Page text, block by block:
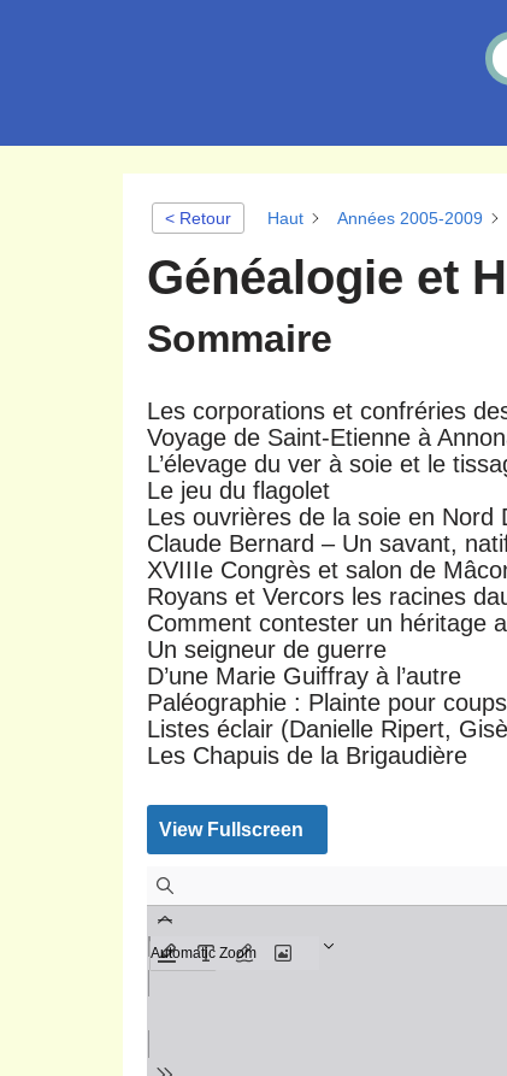
< Retour Haut Années 2005-2009
Généalogie et
Sommaire
Les corporations et confréries
Voyage de Saint-Etienne à
L’élevage du ver à soie et le
Le jeu du flagolet
Les ouvrières de la soie en Nord
Claude Bernard – Un savant,
XVIIIe Congrès et salon de
Royans et Vercors les racines
Comment contester un héritage
Un seigneur de guerre
D’une Marie Guiffray à l’autre
Paléographie : Plainte pour
Listes éclair (Danielle Ripert,
Les Chapuis de la Brigaudière
View Fullscreen